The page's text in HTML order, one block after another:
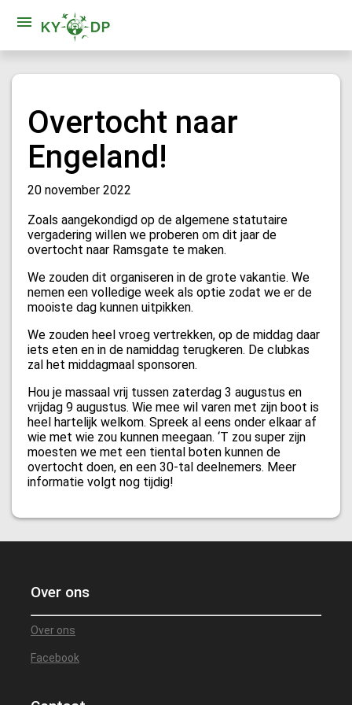
Overtocht naar
Engeland!
20 november 2022
Zoals aangekondigd op de algemene statutaire
vergadering willen we proberen om dit jaar de
overtocht naar Ramsgate te maken.
We zouden dit organiseren in de grote vakantie. We
nemen een volledige week als optie zodat we er de
mooiste dag kunnen uitpikken.
We zouden heel vroeg vertrekken, op de middag daar
iets eten en in de namiddag terugkeren. De clubkas
zal het middagmaal sponsoren.
Hou je massaal vrij tussen zaterdag 3 augustus en
vrijdag 9 augustus. Wie mee wil varen met zijn boot is
heel hartelijk welkom. Spreek al eens onder elkaar af
wie met wie zou kunnen meegaan. ‘T zou super zijn
moesten we met een tiental boten kunnen de
overtocht doen, en een 30-tal deelnemers. Meer
informatie volgt nog tijdig!
Over ons
Over ons
Facebook